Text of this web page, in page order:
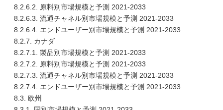
8.2.6.2. 原料別市場規模と予測 2021-2033
8.2.6.3. 流通チャネル別市場規模と予測 2021-2033
8.2.6.4. エンドユーザー別市場規模と予測 2021-2033
8.2.7. カナダ
8.2.7.1. 製品別市場規模と予測 2021-2033
8.2.7.2. 原料別市場規模と予測 2021-2033
8.2.7.3. 流通チャネル別市場規模と予測 2021-2033
8.2.7.4. エンドユーザー別市場規模と予測 2021-2033
8.3. 欧州